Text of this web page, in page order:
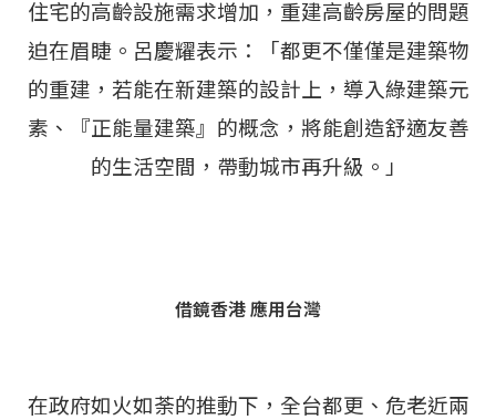
住宅的高齡設施需求增加，重建高齡房屋的問題
迫在眉睫。呂慶耀表示：「都更不僅僅是建築物
的重建，若能在新建築的設計上，導入綠建築元
素、『正能量建築』的概念，將能創造舒適友善
的生活空間，帶動城市再升級。」
借鏡香港 應用台灣
在政府如火如荼的推動下，全台都更、危老近兩